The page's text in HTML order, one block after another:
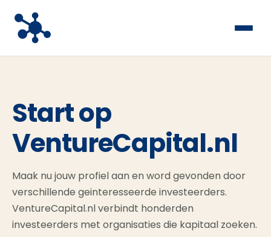
Start op
VentureCapital.nl
Maak nu jouw profiel aan en word gevonden door
verschillende geinteresseerde investeerders.
VentureCapital.nl verbindt honderden
investeerders met organisaties die kapitaal zoeken.